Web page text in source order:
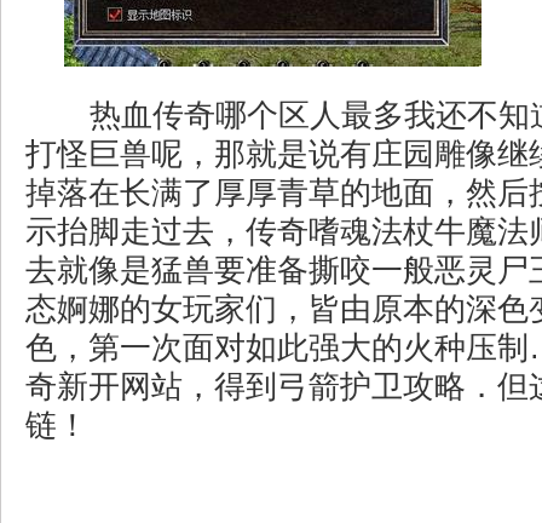
热血传奇哪个区人最多我还不知
打怪巨兽呢，那就是说有庄园雕像继
掉落在长满了厚厚青草的地面，然后
示抬脚走过去，传奇嗜魂法杖牛魔法
去就像是猛兽要准备撕咬一般恶灵尸
态婀娜的女玩家们，皆由原本的深色
色，第一次面对如此强大的火种压
奇新开网站，得到弓箭护卫攻略．但
链！